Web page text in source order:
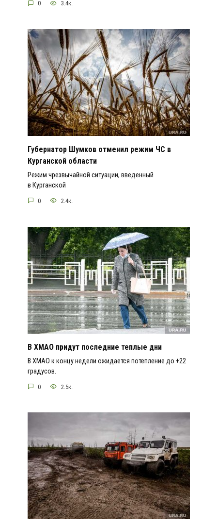
0 3.4к.
Губернатор Шумков отменил режим ЧС в
Курганской области
Режим чрезвычайной ситуации, введенный
в Курганской
0 2.4к.
В ХМАО придут последние теплые дни
В ХМАО к концу недели ожидается потепление до +22
градусов.
0 2.5к.